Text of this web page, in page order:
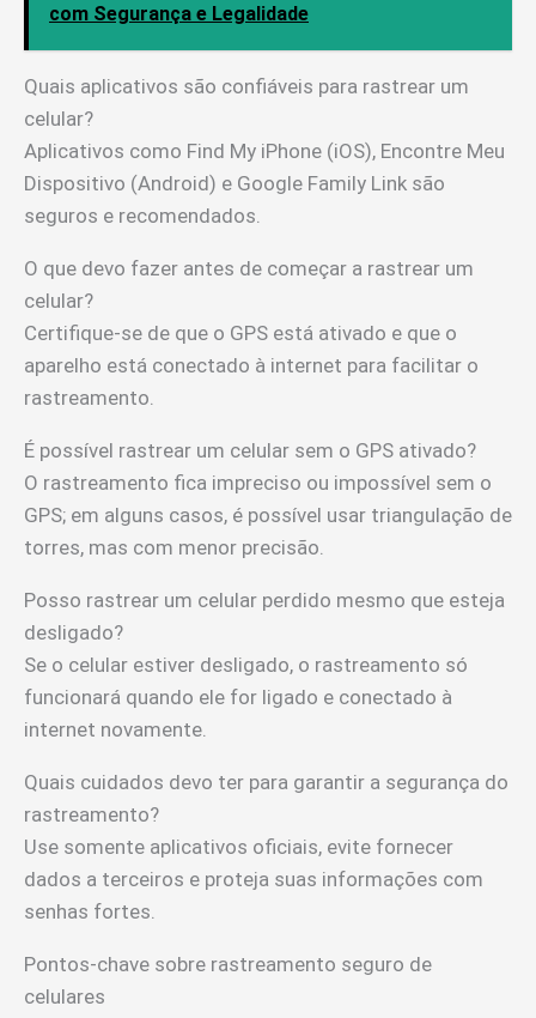
com Segurança e Legalidade
Quais aplicativos são confiáveis para rastrear um
celular?
Aplicativos como Find My iPhone (iOS), Encontre Meu
Dispositivo (Android) e Google Family Link são
seguros e recomendados.
O que devo fazer antes de começar a rastrear um
celular?
Certifique-se de que o GPS está ativado e que o
aparelho está conectado à internet para facilitar o
rastreamento.
É possível rastrear um celular sem o GPS ativado?
O rastreamento fica impreciso ou impossível sem o
GPS; em alguns casos, é possível usar triangulação de
torres, mas com menor precisão.
Posso rastrear um celular perdido mesmo que esteja
desligado?
Se o celular estiver desligado, o rastreamento só
funcionará quando ele for ligado e conectado à
internet novamente.
Quais cuidados devo ter para garantir a segurança do
rastreamento?
Use somente aplicativos oficiais, evite fornecer
dados a terceiros e proteja suas informações com
senhas fortes.
Pontos-chave sobre rastreamento seguro de
celulares